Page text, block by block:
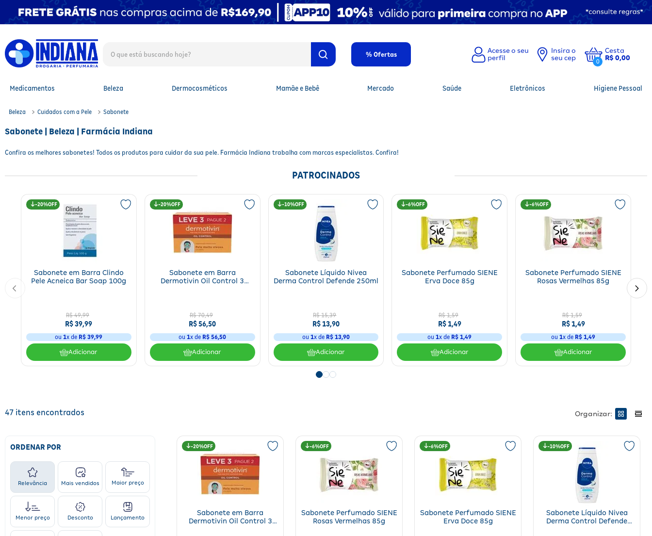
% Ofertas
Insira o
seu cep
0
Cesta
R$ 0,00
Medicamentos Beleza Dermocosméticos Mamãe e Bebê Mercado Saúde Eletrônicos Higiene Pessoal
Beleza Cuidados com a Pele Sabonete
Sabonete | Beleza | Farmácia Indiana
Confira os melhores sabonetes! Todos os produtos para cuidar da sua pele. Farmácia Indiana trabalha com marcas especialistas. Confira!
PATROCINADOS
20%
Sabonete em Barra Clindo
Pele Acneica Bar Soap 100g
R$ 49,99
R$39,99
ou1x de R$ 39,99
Adicionar
20%
Sabonete em Barra
Dermotivin Oil Control 3
R$ 70,49
R$56,50
ou1x de R$ 56,50
Adicionar
10%
Sabonete Líquido Nivea
Derma Control Defende 250ml
R$ 15,39
R$13,90
ou 1x de R$ 13,90
Adicionar
6%
Sabonete Perfumado SIENE
Erva Doce 85g
R$ 1,59
R$1,49
ou1x de R$ 1,49
Adicionar
6%
Sabonete Perfumado SIENE
Rosas Vermelhas 85g
R$ 1,59
R$ 1,49
ou1x de R$ 1,49
Adicionar
47 Organizar:
ORDENAR POR
Relevância Mais vendidos Maior preço
Menor preço Desconto Lançamento
20%
Sabonete em Barra
Dermotivin Oil Control 3
6%
Sabonete Perfumado SIENE
Rosas Vermelhas 85g
6%
Sabonete Perfumado SIENE
Erva Doce 85g
10%
Sabonete Líquido Nivea
Derma Control Defende
TERMOS MAIS BUSCADOS
1º
fralda
fralda xg
5º
protetor solar facial
8
protetor solar